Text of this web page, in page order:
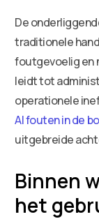
De
traditionele
foutgevoelig en
leidt tot
operationele
AI fouten in de
uitgebreide
Binnen
het